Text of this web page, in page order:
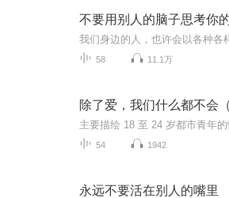
不要用别人的脑子思考你
58 11.1万
除了爱，我们什么都不会
主要描绘 18 至 24 岁都市青年的
54 1942
永远不要活在别人的嘴里